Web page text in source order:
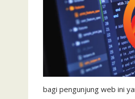
bagi pengunjung web ini